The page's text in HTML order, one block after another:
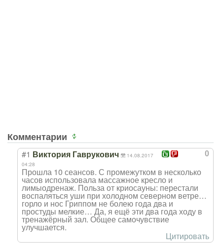
Комментарии
0
#1 Виктория Гаврукович
14.08.2017
04:28
Прошла 10 сеансов. С промежутком в несколько
часов использовала массажное кресло и
лимыодренаж. Польза от криосауны: перестали
воспаляться уши при холодном северном ветре…
горло и нос Гриппом не болею года два и
простуды мелкие… Да, я ещё эти два года ходу в
тренажёрный зал. Общее самочувствие
улучшается.
Цитировать